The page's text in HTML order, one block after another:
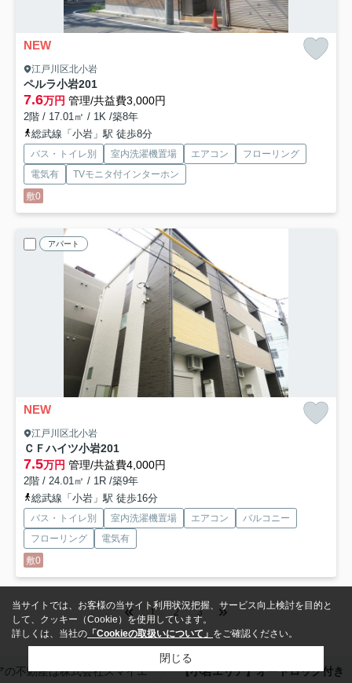
NEW
江戸川区北小岩
ペルラ小岩201
7.6万円 管理/共益費3,000円
2階 / 17.01㎡ / 1K /築8年
総武線「小岩」駅 徒歩8分
バス・トイレ別 室内洗濯機置場 エアコン
フローリング
電気有
TVモニタ付インターホン
敷0
アパート
NEW
江戸川区北小岩
ＣＦハイツ小岩201
7.5万円 管理/共益費4,000円
2階 / 24.01㎡ / 1R /築9年
総武線「小岩」駅 徒歩16分
バス・トイレ別 室内洗濯機置場 エアコン
バルコニー
フローリング
電気有
敷0
1 2 3
の不動産は株式会社スマイエ 【小岩エリア】オートロック付き
当サイトでは、お客様の当サイト利用状況把握、サービス向上検討を目的と
して、クッキー（Cookie）を使用しています。
詳しくは、当社の 「Cookieの取扱いについて」 をご確認ください。
閉じる